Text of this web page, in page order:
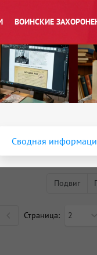
ВОИНСКИЕ
Сводная
Подвиг
Страница: 2